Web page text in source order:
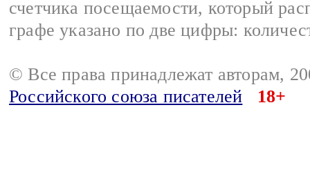
счетчика посещаемости, который
графе указано по две цифры:
© Все права принадлежат авторам,
Российского союза писателей
18+